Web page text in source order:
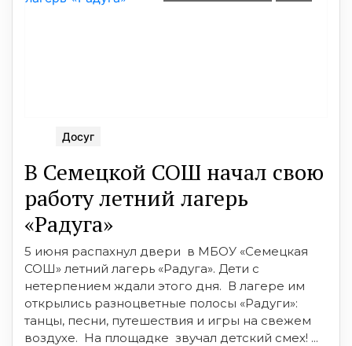
Досуг
В Семецкой СОШ начал свою
работу летний лагерь
«Радуга»
5 июня распахнул двери в МБОУ «Семецкая
СОШ» летний лагерь «Радуга». Дети с
нетерпением ждали этого дня. В лагере им
открылись разноцветные полосы «Радуги»:
танцы, песни, путешествия и игры на свежем
воздухе. На площадке звучал детский смех! ...